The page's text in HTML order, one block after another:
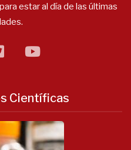
estar al día de las últimas
twitterflickr
Científicas